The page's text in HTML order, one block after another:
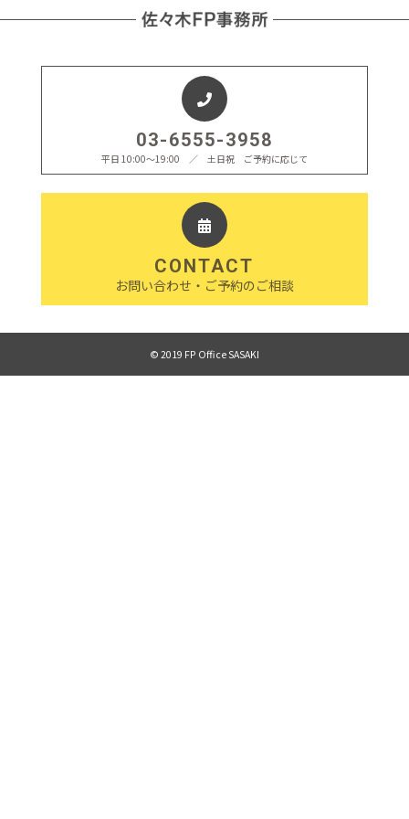
03-6555-3958
平日 10:00〜19:00 ／ 土日祝 ご予約に応じて
CONTACT
お問い合わせ・ご予約のご相談
© 2019 FP Office SASAKI